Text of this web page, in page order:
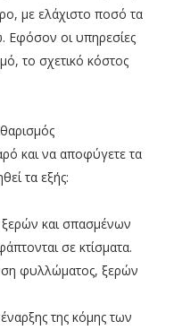
με ελάχιστο ποσό τα
Εφόσον οι υπηρεσίες
το σχετικό κόστος
και να αποφύγετε τα
τα εξής:
και σπασμένων
σε κτίσματα.
φυλλώματος, ξερών
της κόμης των